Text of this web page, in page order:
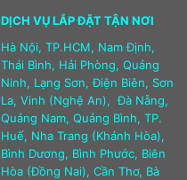
DỊCH VỤ LẮP ĐẶT TẬN NƠI
Hà Nội, TP.HCM, Nam Định,
Thái Bình, Hải Phòng, Quảng
Ninh, Lạng Sơn, Điện Biên, Sơn
La, Vinh (Nghệ An), Đà Nẵng,
Quảng Nam, Quảng Bình, TP.
Huế, Nha Trang (Khánh Hòa),
Bình Dương, Bình Phước, Biên
Hòa (Đồng Nai), Cần Thơ, Bà